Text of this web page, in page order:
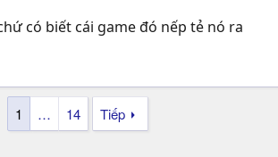
có biết cái game đó nếp tẻ nó ra
1 … 14 Tiếp